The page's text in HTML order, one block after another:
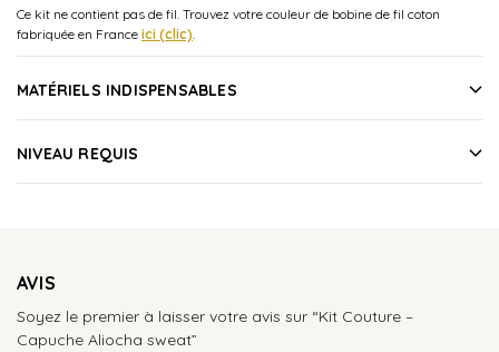
Ce kit ne contient pas de fil. Trouvez votre couleur de bobine de fil coton
fabriquée en France ici (clic).
MATÉRIELS INDISPENSABLES
NIVEAU REQUIS
AVIS
Soyez le premier à laisser votre avis sur “Kit Couture –
Capuche Aliocha sweat”